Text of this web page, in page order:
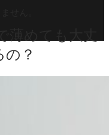
せん。
めても大丈
？